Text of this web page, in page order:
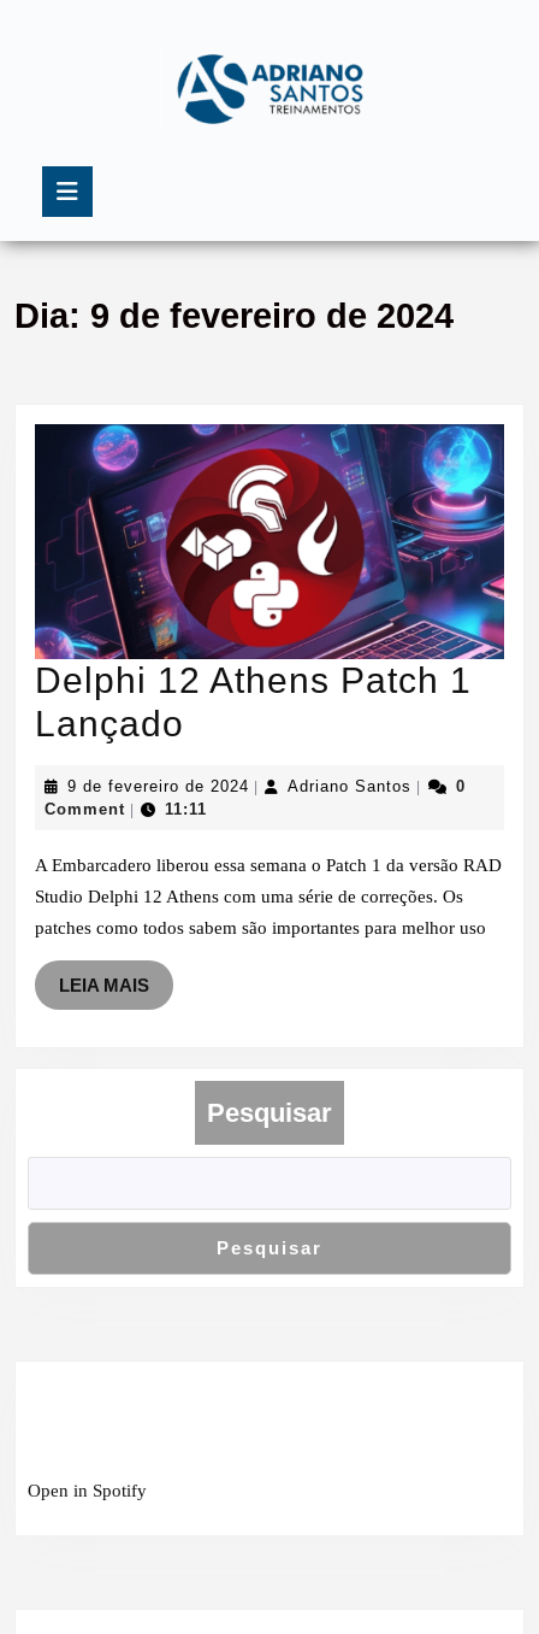
Dia: 9 de fevereiro de 2024
Delphi 12 Athens Patch 1
Lançado
Athens
Patch
1
Lançado
9 de fevereiro de 2024 9
2024
Adriano Santos Adriano
0
Comment
11:11
A Embarcadero liberou essa semana o Patch 1 da versão RAD
Studio Delphi 12 Athens com uma série de correções. Os
patches como todos sabem são importantes para melhor uso
LEIA MAISLEIA
MAIS
Pesquisar
Pesquisar
Open in Spotify